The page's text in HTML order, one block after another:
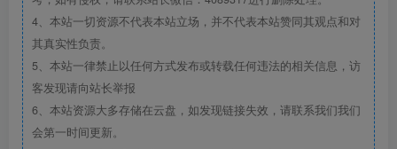
4、本站一切资源不代表本站立场，并不代表本站赞同其观点和对
其真实性负责。
5、本站一律禁止以任何方式发布或转载任何违法的相关信息，访
客发现请向站长举报
6、本站资源大多存储在云盘，如发现链接失效，请联系我们我们
会第一时间更新。